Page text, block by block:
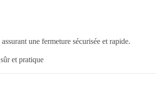
une fermeture sécurisée et rapide.
et pratique